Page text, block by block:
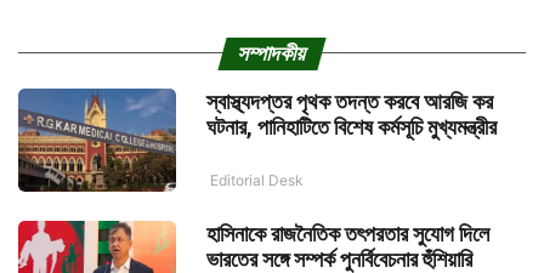
সম্পাদকীয়
স্বাস্থ্যদপ্তর পৃথক তদন্ত করবে আরজি কর
ঘটনার, পানিহাটিতে বিশেষ কর্মসূচি মুখ্যমন্ত্রীর
Editorial Desk
হাসিনাকে রাজনৈতিক তৎপরতার সুযোগ দিলে
ভারতের সঙ্গে সম্পর্ক পুনর্বিবেচনার হুঁশিয়ারি